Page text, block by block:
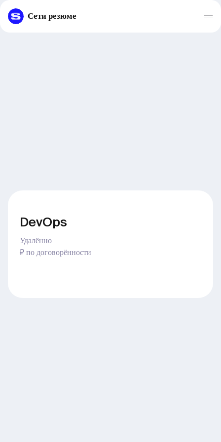
Сети резюме
DevOps
Удалённо
₽ по договорённости